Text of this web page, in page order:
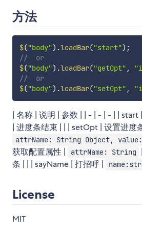
方法
$("body") .loadBar("start") ;
//  or
$("body") .loadBar("getOpt" ,
//  or
$("body") .loadBar("setOpt" ,
| 名称 | 说明 | 参数 | | - | - | - | |
| 进度条结束 | | | setOpt | 设置进度
attrName: String Object,
获取配置属性 |
attrName: String
条 | | | sayName | 打招呼 |
License
MIT